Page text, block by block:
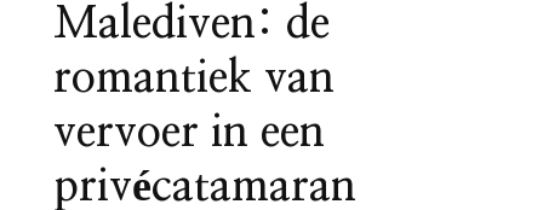
Malediven: de
romantiek van
vervoer in een
privécatamaran